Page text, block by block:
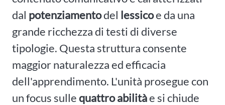
dal potenziamentodel lessicoe da una
grande ricchezza di testi di diverse
tipologie. Questa struttura consente
maggior naturalezza ed efficacia
dell'apprendimento. L'unità prosegue con
un focus sullequattro abilitàe si chiude